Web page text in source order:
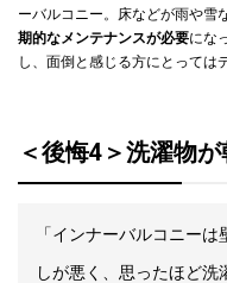
ーバルコニー。床などが雨や雪
期的なメンテナンスが必要にな
し、面倒と感じる方にとっては
＜後悔4＞洗濯物
「インナーバルコニー
しが悪く、思ったほど洗